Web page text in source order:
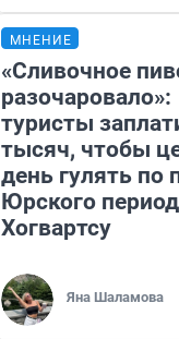
МНЕНИЕ
«Сливочное
разочаровало»:
туристы
тысяч, чтобы
день гулять по
Юрского
Хогвартсу
Яна Шаламова